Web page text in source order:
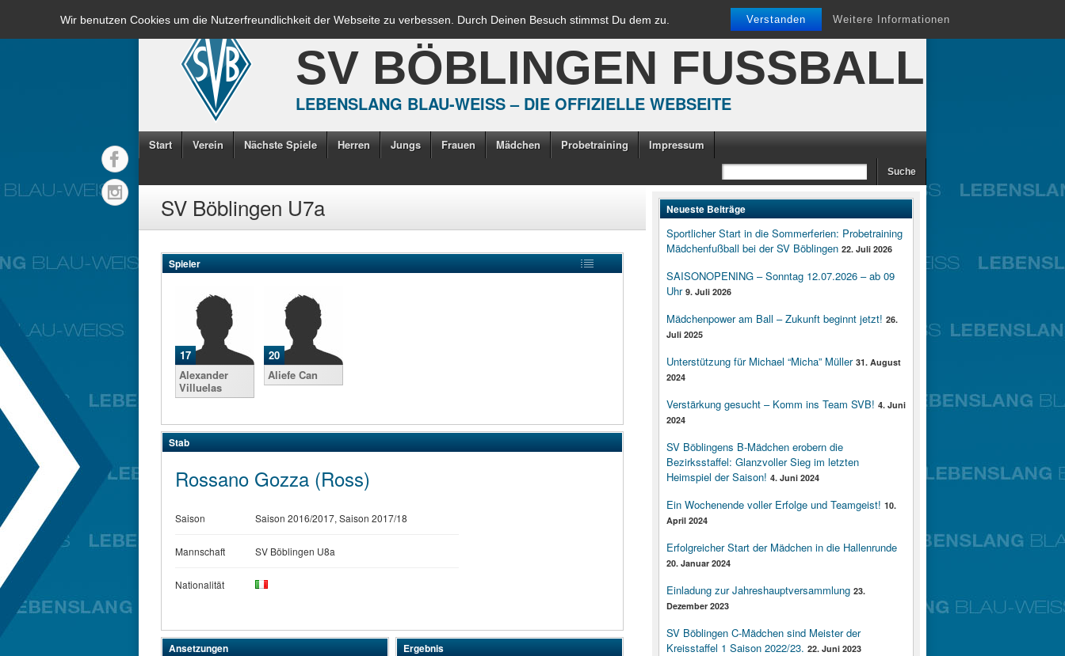
Wir benutzen Cookies um die Nutzerfreundlichkeit der Webseite zu verbessen. Durch Deinen Besuch stimmst Du dem zu. Verstanden Weitere Informationen
SV BÖBLINGEN FUSSBALL
LEBENSLANG BLAU-WEISS – DIE OFFIZIELLE WEBSEITE
Start Verein Nächste Spiele Herren Jungs Frauen Mädchen Probetraining Impressum
SV Böblingen U7a
Spieler
17
Alexander
Villuelas
20
Aliefe Can
Stab
Rossano Gozza (Ross)
Saison Saison 2016/2017, Saison 2017/18
Mannschaft SV Böblingen U8a
Nationalität
Ansetzungen Ergebnis
Neueste Beiträge
Sportlicher Start in die Sommerferien: Probetraining
Mädchenfußball bei der SV Böblingen 22. Juli 2026
SAISONOPENING – Sonntag 12.07.2026 – ab 09
Uhr 9. Juli 2026
Mädchenpower am Ball – Zukunft beginnt jetzt! 26.
Juli 2025
Unterstützung für Michael “Micha” Müller 31. August
2024
Verstärkung gesucht – Komm ins Team SVB! 4. Juni
2024
SV Böblingens B-Mädchen erobern die
Bezirksstaffel: Glanzvoller Sieg im letzten
Heimspiel der Saison! 4. Juni 2024
Ein Wochenende voller Erfolge und Teamgeist! 10.
April 2024
Erfolgreicher Start der Mädchen in die Hallenrunde
20. Januar 2024
Einladung zur Jahreshauptversammlung 23.
Dezember 2023
SV Böblingen C-Mädchen sind Meister der
Kreisstaffel 1 Saison 2022/23. 22. Juni 2023